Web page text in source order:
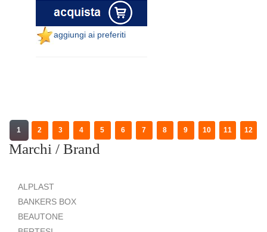
aggiungi ai preferiti
1 2 3 4 5 6 7 8 9 10 11 12
Marchi / Brand
ALPLAST
BANKERS BOX
BEAUTONE